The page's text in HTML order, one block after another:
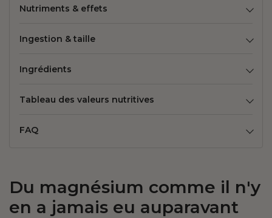
Nutriments & effets
Ingestion & taille
Ingrédients
Tableau des valeurs nutritives
FAQ
Du magnésium comme il n'y
en a jamais eu auparavant